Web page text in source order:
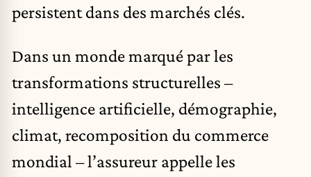
persistent dans des marchés clés.
Dans un monde marqué par les
transformations structurelles –
intelligence artificielle, démographie,
climat, recomposition du commerce
mondial – l’assureur appelle les